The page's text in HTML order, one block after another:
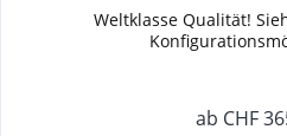
Weltklasse Qualität!
ab CHF